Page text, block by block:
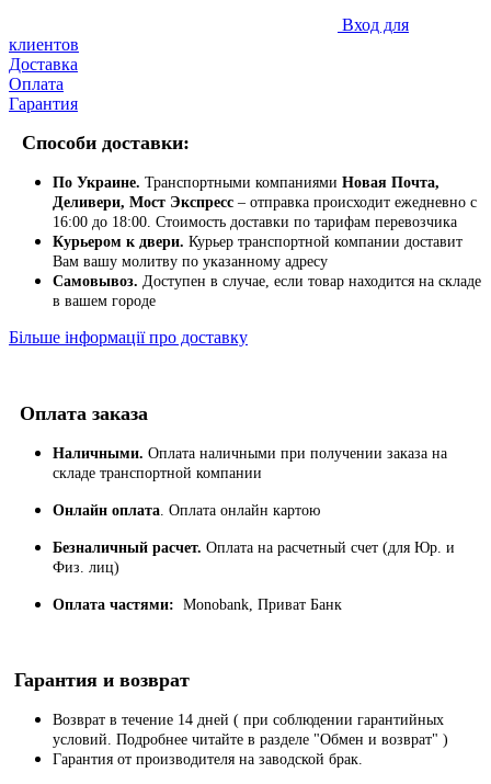
Вход для
клиентов
Доставка
Оплата
Гарантия
Способи доставки:
По Украине. Транспортными компаниями Новая Почта,
Деливери, Мост Экспресс – отправка происходит ежедневно с
16:00 до 18:00. Стоимость доставки по тарифам перевозчика
Курьером к двери. Курьер транспортной компании доставит
Вам вашу молитву по указанному адресу
Самовывоз. Доступен в случае, если товар находится на складе
в вашем городе
Більше інформації про доставку
Оплата заказа
Наличными. Оплата наличными при получении заказа на
складе транспортной компании
Онлайн оплата . Оплата онлайн картою
Безналичный расчет. Оплата на расчетный счет (для Юр. и
Физ. лиц)
Оплата частями: Monobank, Приват Банк
Гарантия и возврат
Возврат в течение 14 дней ( при соблюдении гарантийных
условий. Подробнее читайте в разделе "Обмен и возврат" )
Гарантия от производителя на заводской брак.